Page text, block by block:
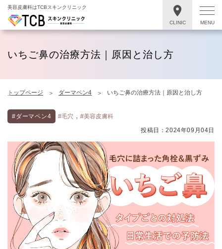
美容皮膚科はTCBスキンクリニック
いちご鼻の治療方法｜原因と治し方
トップページ ダーマペン4 いちご鼻の治療方法｜原因と治し方
#ダーマペン4 #毛穴 , #美容皮膚科
投稿日：2024年09月04日
CLINIC MENU